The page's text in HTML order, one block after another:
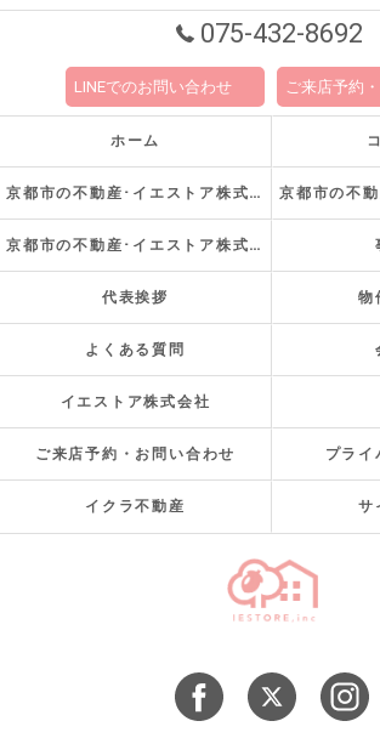
075-432-8692
LINEでのお問い合わせ ご来店予約
ホーム
京都市の不動産･イエストア株式会社の口コミ情報
京都市の不動産･イエストア株式会社のお客様の声
代表挨拶 物
よくある質問
イエストア株式会社
ご来店予約・お問い合わせ プライ
イクラ不動産 サ